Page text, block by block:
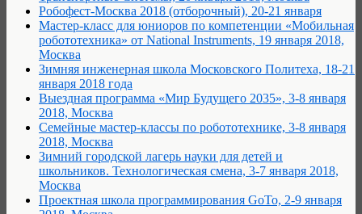
Робофест-Москва 2018 (отборочный), 20-21 января
Мастер-класс для юниоров по компетенции «Мобильная
робототехника» от National Instruments, 19 января 2018,
Москва
Зимняя инженерная школа Московского Политеха, 18-21
января 2018 года
Выездная программа «Мир Будущего 2035», 3-8 января
2018, Москва
Семейные мастер-классы по робототехнике, 3-8 января
2018, Москва
Зимний городской лагерь науки для детей и
школьников. Технологическая смена, 3-7 января 2018,
Москва
Проектная школа программирования GoTo, 2-9 января